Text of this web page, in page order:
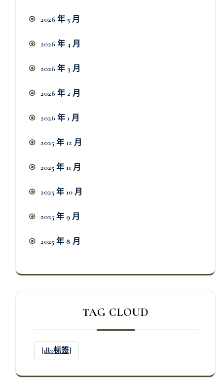
2026 年 5 月
2026 年 4 月
2026 年 3 月
2026 年 2 月
2026 年 1 月
2025 年 12 月
2025 年 11 月
2025 年 10 月
2025 年 9 月
2025 年 8 月
TAG CLOUD
[db:标签]